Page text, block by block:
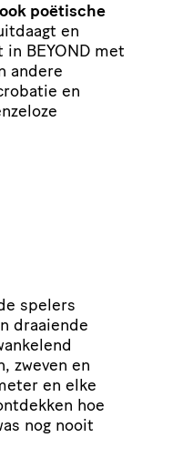
poëtische
en
BEYOND met
andere
en
spelers
draaiende
zweven en
en elke
hoe
nog nooit